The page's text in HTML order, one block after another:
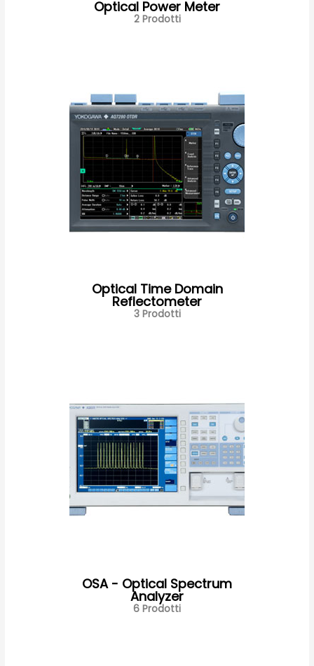
Optical Power Meter
2 Prodotti
Optical Time Domain
Reflectometer
3 Prodotti
OSA - Optical Spectrum
Analyzer
6 Prodotti